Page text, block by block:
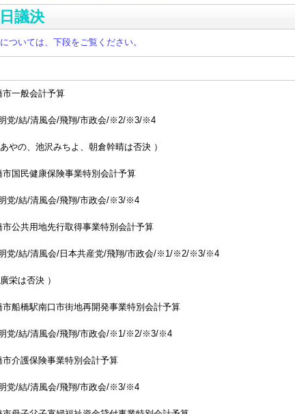
議決
ついては、下段をご覧ください。
一般会計予算
党/結/清風会/飛翔/市政会/※2/※3/※4
やの、池沢みちよ、朝倉幹晴は否決 ）
国民健康保険事業特別会計予算
党/結/清風会/飛翔/市政会/※3/※4
公共用地先行取得事業特別会計予算
党/結/清風会/日本共産党/飛翔/市政会/※1/※2/※3/※4
栄は否決 ）
船橋駅南口市街地再開発事業特別会計予算
明党/結/清風会/飛翔/市政会/※1/※2/※3/※4
介護保険事業特別会計予算
党/結/清風会/飛翔/市政会/※3/※4